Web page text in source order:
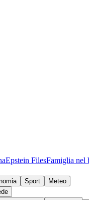
Epstein FilesFamiglia nel
Sport
Meteo